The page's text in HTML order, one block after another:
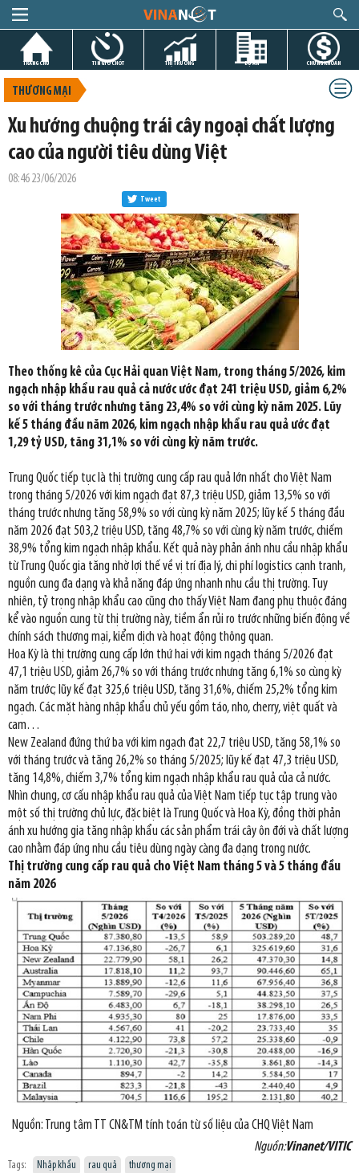
TRANG CHỦ TIN GIỜ CHÓT THỊ TRƯỜNG DỰ ÁN CHỨNG KHOÁN
THƯƠNG MẠI
Xu hướng chuộng trái cây ngoại chất lượng
cao của người tiêu dùng Việt
08:46 23/06/2026
Tweet
Theo thống kê của Cục Hải quan Việt Nam, trong tháng 5/2026, kim
ngạch nhập khẩu rau quả cả nước ước đạt 241 triệu USD, giảm 6,2%
so với tháng trước nhưng tăng 23,4% so với cùng kỳ năm 2025. Lũy
kế 5 tháng đầu năm 2026, kim ngạch nhập khẩu rau quả ước đạt
1,29 tỷ USD, tăng 31,1% so với cùng kỳ năm trước.
Trung Quốc tiếp tục là thị trường cung cấp rau quả lớn nhất cho Việt Nam
trong tháng 5/2026 với kim ngạch đạt 87,3 triệu USD, giảm 13,5% so với
tháng trước nhưng tăng 58,9% so với cùng kỳ năm 2025; lũy kế 5 tháng đầu
năm 2026 đạt 503,2 triệu USD, tăng 48,7% so với cùng kỳ năm trước, chiếm
38,9% tổng kim ngạch nhập khẩu. Kết quả này phản ánh nhu cầu nhập khẩu
từ Trung Quốc gia tăng nhờ lợi thế về vị trí địa lý, chi phí logistics cạnh tranh,
nguồn cung đa dạng và khả năng đáp ứng nhanh nhu cầu thị trường. Tuy
nhiên, tỷ trọng nhập khẩu cao cũng cho thấy Việt Nam đang phụ thuộc đáng
kể vào nguồn cung từ thị trường này, tiềm ẩn rủi ro trước những biến động về
chính sách thương mại, kiểm dịch và hoạt động thông quan.
Hoa Kỳ là thị trường cung cấp lớn thứ hai với kim ngạch tháng 5/2026 đạt
47,1 triệu USD, giảm 26,7% so với tháng trước nhưng tăng 6,1% so cùng kỳ
năm trước; lũy kế đạt 325,6 triệu USD, tăng 31,6%, chiếm 25,2% tổng kim
ngạch. Các mặt hàng nhập khẩu chủ yếu gồm táo, nho, cherry, việt quất và
cam…
New Zealand đứng thứ ba với kim ngạch đạt 22,7 triệu USD, tăng 58,1% so
với tháng trước và tăng 26,2% so tháng 5/2025; lũy kế đạt 47,3 triệu USD,
tăng 14,8%, chiếm 3,7% tổng kim ngạch nhập khẩu rau quả của cả nước.
Nhìn chung, cơ cấu nhập khẩu rau quả của Việt Nam tiếp tục tập trung vào
một số thị trường chủ lực, đặc biệt là Trung Quốc và Hoa Kỳ, đồng thời phản
ánh xu hướng gia tăng nhập khẩu các sản phẩm trái cây ôn đới và chất lượng
cao nhằm đáp ứng nhu cầu tiêu dùng ngày càng đa dạng trong nước.
Thị trường cung cấp rau quả cho Việt Nam tháng 5 và 5 tháng đầu
năm 2026
Nguồn: Trung tâm TT CN&TM tính toán từ số liệu của CHQ Việt Nam
Nguồn:Vinanet/VITIC
Tags: Nhập khẩu rau quả thương mại